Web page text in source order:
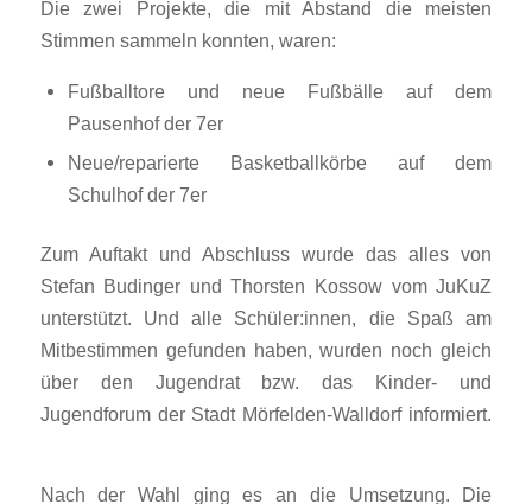
Die zwei Projekte, die mit Abstand die meisten
Stimmen sammeln konnten, waren:
Fußballtore und neue Fußbälle auf dem
Pausenhof der 7er
Neue/reparierte Basketballkörbe auf dem
Schulhof der 7er
Zum Auftakt und Abschluss wurde das alles von
Stefan Budinger und Thorsten Kossow vom JuKuZ
unterstützt. Und alle Schüler:innen, die Spaß am
Mitbestimmen gefunden haben, wurden noch gleich
über den Jugendrat bzw. das Kinder- und
Jugendforum der Stadt Mörfelden-Walldorf informiert.
Nach der Wahl ging es an die Umsetzung. Die